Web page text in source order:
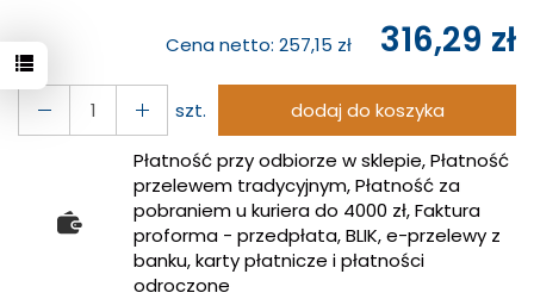
Cena netto: 257,15 zł 316,29 zł
szt.
dodaj do koszyka
Płatność przy odbiorze w sklepie, Płatność
przelewem tradycyjnym, Płatność za
pobraniem u kuriera do 4000 zł, Faktura
proforma - przedpłata, BLIK, e-przelewy z
banku, karty płatnicze i płatności
odroczone